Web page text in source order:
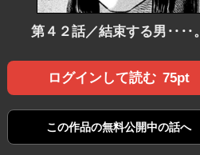
第４２話／結束する男‥‥。
ログインして読む 75pt
この作品の無料公開中の話へ